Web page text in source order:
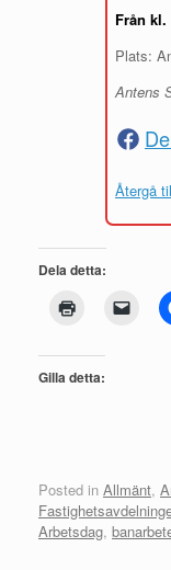
Från kl.
Plats:
Antens
Återgå
Dela detta:
Gilla detta:
Posted in Allmänt,
Arbetsdag,